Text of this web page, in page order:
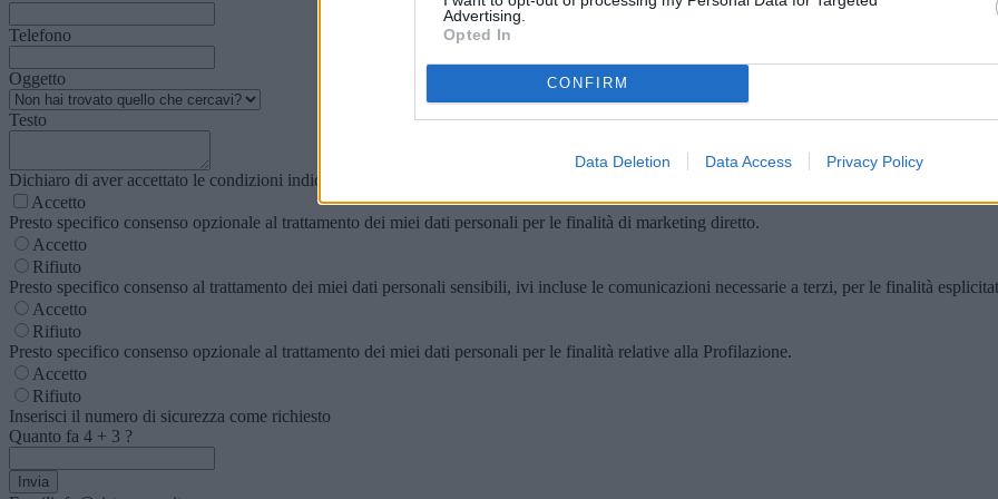
Advertising.
Opted In
CONFIRM
Data Deletion Data Access Privacy Policy
Telefono
Oggetto
Testo
Dichiaro di aver accettato le condizioni indicate nella
Accetto
Presto specifico consenso opzionale al trattamento dei miei dati personali per le finalità di marketing diretto.
Accetto
Rifiuto
Presto specifico consenso al trattamento dei miei dati personali sensibili, ivi incluse le comunicazioni necessarie a terzi, per le finalità
Accetto
Rifiuto
Presto specifico consenso opzionale al trattamento dei miei dati personali per le finalità relative alla Profilazione.
Accetto
Rifiuto
Inserisci il numero di sicurezza come richiesto
Quanto fa 4 + 3 ?